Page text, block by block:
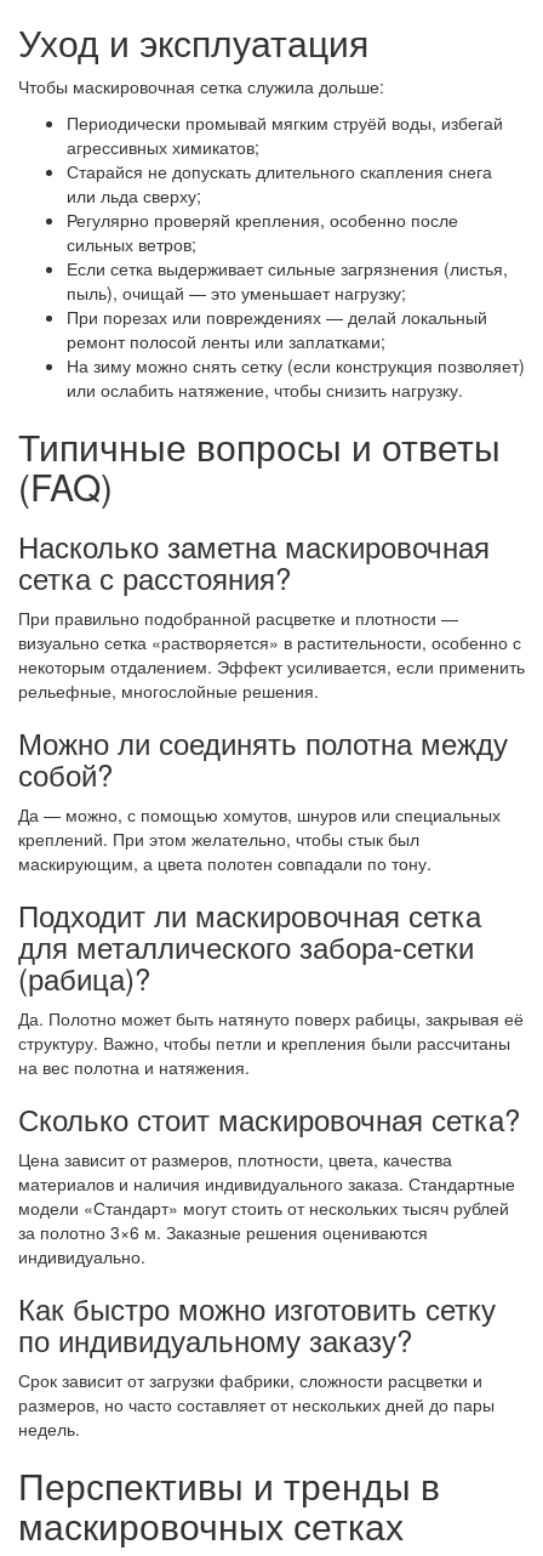
Уход и эксплуатация
Чтобы маскировочная сетка служила дольше:
Периодически промывай мягким струёй воды, избегай
агрессивных химикатов;
Старайся не допускать длительного скапления снега
или льда сверху;
Регулярно проверяй крепления, особенно после
сильных ветров;
Если сетка выдерживает сильные загрязнения (листья,
пыль), очищай — это уменьшает нагрузку;
При порезах или повреждениях — делай локальный
ремонт полосой ленты или заплатками;
На зиму можно снять сетку (если конструкция позволяет)
или ослабить натяжение, чтобы снизить нагрузку.
Типичные вопросы и ответы
(FAQ)
Насколько заметна маскировочная
сетка с расстояния?
При правильно подобранной расцветке и плотности —
визуально сетка «растворяется» в растительности, особенно с
некоторым отдалением. Эффект усиливается, если применить
рельефные, многослойные решения.
Можно ли соединять полотна между
собой?
Да — можно, с помощью хомутов, шнуров или специальных
креплений. При этом желательно, чтобы стык был
маскирующим, а цвета полотен совпадали по тону.
Подходит ли маскировочная сетка
для металлического забора-сетки
(рабица)?
Да. Полотно может быть натянуто поверх рабицы, закрывая её
структуру. Важно, чтобы петли и крепления были рассчитаны
на вес полотна и натяжения.
Сколько стоит маскировочная сетка?
Цена зависит от размеров, плотности, цвета, качества
материалов и наличия индивидуального заказа. Стандартные
модели «Стандарт» могут стоить от нескольких тысяч рублей
за полотно 3×6 м. Заказные решения оцениваются
индивидуально.
Как быстро можно изготовить сетку
по индивидуальному заказу?
Срок зависит от загрузки фабрики, сложности расцветки и
размеров, но часто составляет от нескольких дней до пары
недель.
Перспективы и тренды в
маскировочных сетках